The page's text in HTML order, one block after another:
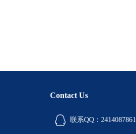
Contact Us
联系QQ：2414087861